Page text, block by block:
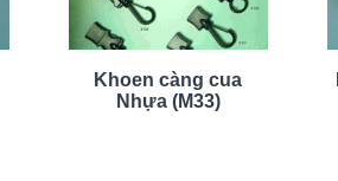
Khoen càng cua
Nhựa (M33)